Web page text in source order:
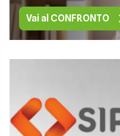
Vai al CONFRONTO